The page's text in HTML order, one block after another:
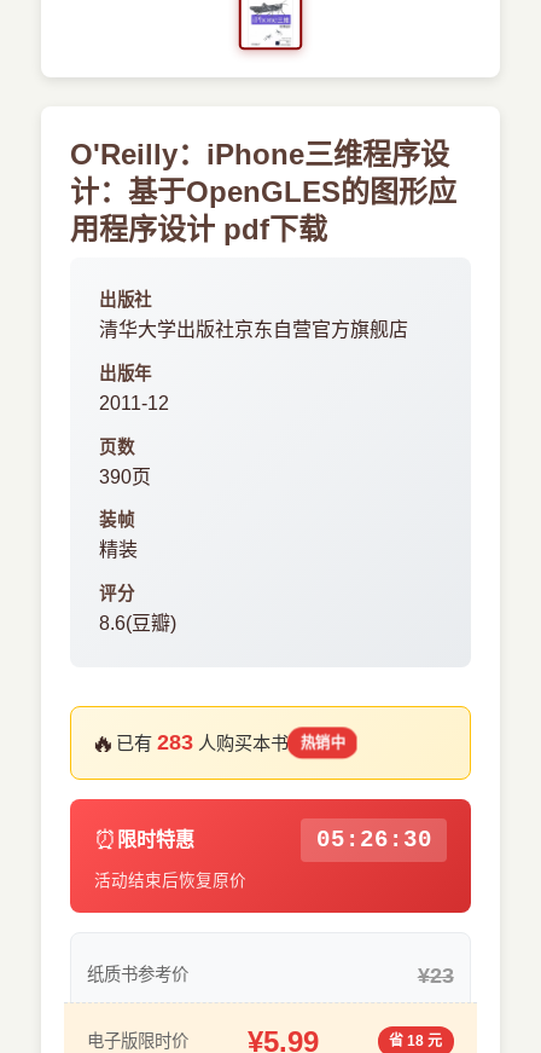
O'Reilly：iPhone三维程序设
计：基于OpenGLES的图形应
用程序设计 pdf下载
出版社
清华大学出版社京东自营官方旗舰店
出版年
2011-12
页数
390页
装帧
精装
评分
8.6(豆瓣)
🔥 已有283 人购买本书 热销中
⏰ 限时特惠 05:26:29
活动结束后恢复原价
纸质书参考价 ¥23
电子版限时价 ¥5.99 省 18 元